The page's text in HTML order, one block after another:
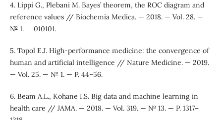
4. Lippi G., Plebani M. Bayes’ theorem, the ROC diagram and
reference values // Biochemia Medica. — 2018. — Vol. 28. —
№ 1. — 010101.
5. Topol E.J. High-performance medicine: the convergence of
human and artificial intelligence // Nature Medicine. — 2019.
— Vol. 25. — № 1. — P. 44–56.
6. Beam A.L., Kohane I.S. Big data and machine learning in
health care // JAMA. — 2018. — Vol. 319. — № 13. — P. 1317–